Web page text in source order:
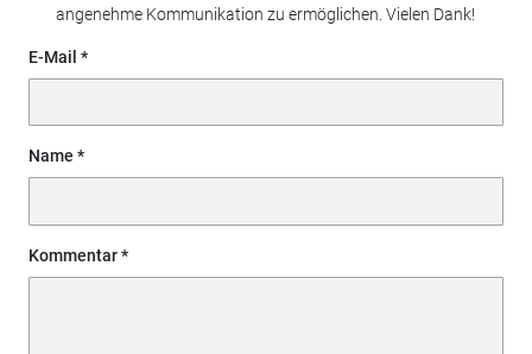
angenehme Kommunikation zu ermöglichen. Vielen Dank!
E-Mail
Name
Kommentar